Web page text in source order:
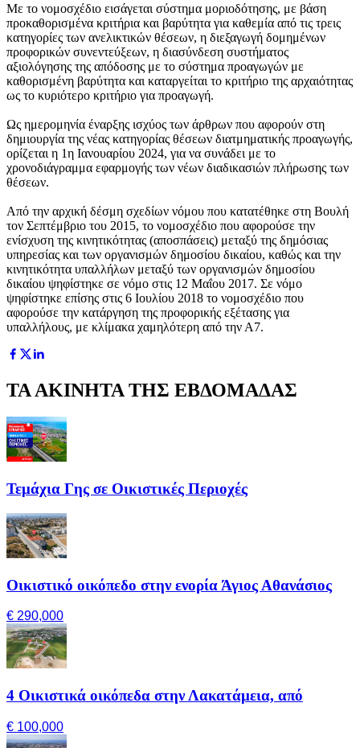
Με το νομοσχέδιο εισάγεται σύστημα μοριοδότησης, με βάση
προκαθορισμένα κριτήρια και βαρύτητα για καθεμία από τις τρεις
κατηγορίες των ανελικτικών θέσεων, η διεξαγωγή δομημένων
προφορικών συνεντεύξεων, η διασύνδεση συστήματος
αξιολόγησης της απόδοσης με το σύστημα προαγωγών με
καθορισμένη βαρύτητα και καταργείται το κριτήριο της αρχαιότητας
ως το κυριότερο κριτήριο για προαγωγή.
Ως ημερομηνία έναρξης ισχύος των άρθρων που αφορούν στη
δημιουργία της νέας κατηγορίας θέσεων διατμηματικής προαγωγής,
ορίζεται η 1η Ιανουαρίου 2024, για να συνάδει με το
χρονοδιάγραμμα εφαρμογής των νέων διαδικασιών πλήρωσης των
θέσεων.
Από την αρχική δέσμη σχεδίων νόμου που κατατέθηκε στη Βουλή
τον Σεπτέμβριο του 2015, το νομοσχέδιο που αφορούσε την
ενίσχυση της κινητικότητας (αποσπάσεις) μεταξύ της δημόσιας
υπηρεσίας και των οργανισμών δημοσίου δικαίου, καθώς και την
κινητικότητα υπαλλήλων μεταξύ των οργανισμών δημοσίου
δικαίου ψηφίστηκε σε νόμο στις 12 Μαΐου 2017. Σε νόμο
ψηφίστηκε επίσης στις 6 Ιουλίου 2018 το νομοσχέδιο που
αφορούσε την κατάργηση της προφορικής εξέτασης για
υπαλλήλους, με κλίμακα χαμηλότερη από την Α7.
ΤΑ ΑΚΙΝΗΤΑ ΤΗΣ ΕΒΔΟΜΑΔΑΣ
Τεμάχια Γης σε Οικιστικές Περιοχές
Οικιστικό οικόπεδο στην ενορία Άγιος Αθανάσιος
€ 290,000
4 Οικιστικά οικόπεδα στην Λακατάμεια, από
€ 100,000